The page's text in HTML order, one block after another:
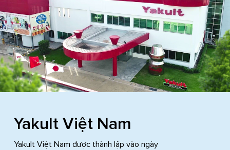
Yakult Việt Nam
Yakult Việt Nam được thành lập vào ngày